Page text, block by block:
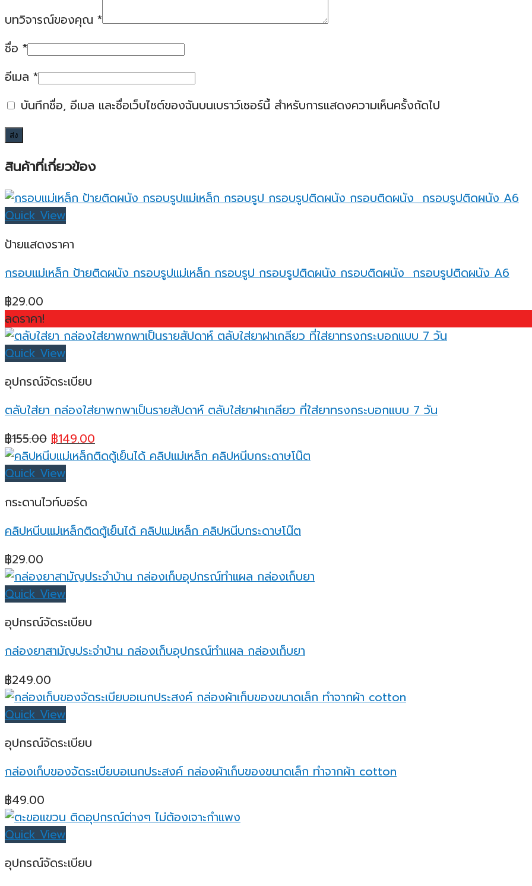
บทวิจารณ์ของคุณ *
ชื่อ *
อีเมล *
บันทึกชื่อ, อีเมล และชื่อเว็บไซต์ของฉันบนเบราว์เซอร์นี้ สำหรับการแสดงความเห็นครั้งถัดไป
สินค้าที่เกี่ยวข้อง
Quick View
ป้ายแสดงราคา
กรอบแม่เหล็ก ป้ายติดผนัง กรอบรูปแม่เหล็ก กรอบรูป กรอบรูปติดผนัง กรอบติดผนัง กรอบรูปติดผนัง A6
฿29.00
ลดราคา!
Quick View
อุปกรณ์จัดระเบียบ
ตลับใส่ยา กล่องใส่ยาพกพาเป็นรายสัปดาห์ ตลับใส่ยาฝาเกลียว ที่ใส่ยาทรงกระบอกแบบ 7 วัน
฿155.00 Original
price
was:
฿149.00
price
Quick View
กระดานไวท์บอร์ด
คลิปหนีบแม่เหล็กติดตู้เย็นได้ คลิปแม่เหล็ก คลิปหนีบกระดาษโน๊ต
฿29.00
Quick View
อุปกรณ์จัดระเบียบ
กล่องยาสามัญประจำบ้าน กล่องเก็บอุปกรณ์ทำแผล กล่องเก็บยา
฿249.00
Quick View
อุปกรณ์จัดระเบียบ
กล่องเก็บของจัดระเบียบอเนกประสงค์ กล่องผ้าเก็บของขนาดเล็ก ทำจากผ้า cotton
฿49.00
Quick View
อุปกรณ์จัดระเบียบ